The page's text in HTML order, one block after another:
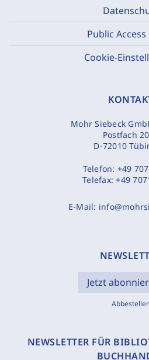
Public
Cookie-
Mohr Siebeck
Postfach
D-72010
Telefon: +49
Telefax:+49
E-Mail:
Jetzt
NEWSLETTER FÜR